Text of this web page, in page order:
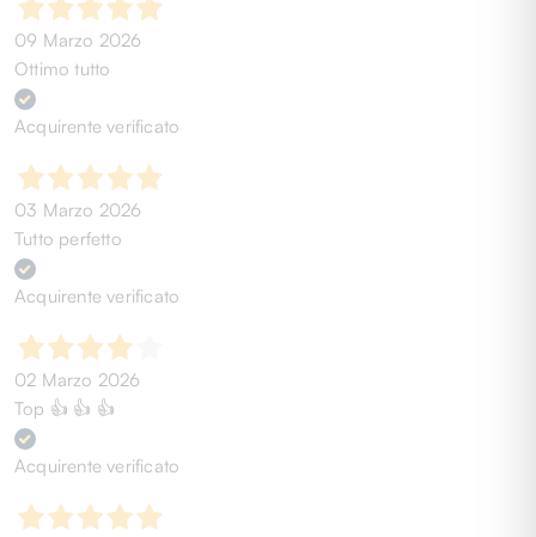
09 Marzo 2026
Ottimo tutto
Acquirente verificato
03 Marzo 2026
Tutto perfetto
Acquirente verificato
02 Marzo 2026
Top 👍 👍 👍
Acquirente verificato